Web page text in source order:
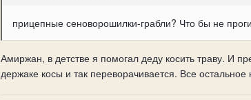
прицепные сеноворошилки-грабли? Что бы не
Амиржан, в детстве я помогал деду косить траву. И
держаке косы и так переворачивается. Все